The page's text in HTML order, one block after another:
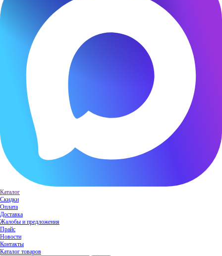
Каталог
Скидки
Оплата
Доставка
Жалобы и предложения
Прайс
Новости
Контакты
Каталог товаров